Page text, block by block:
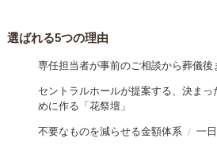
選ばれる5つの理由
専任担当者が事前のご相談から葬儀後
セントラルホールが提案する、決ま
めに作る「花祭壇」
不要なものを減らせる金額体系 一